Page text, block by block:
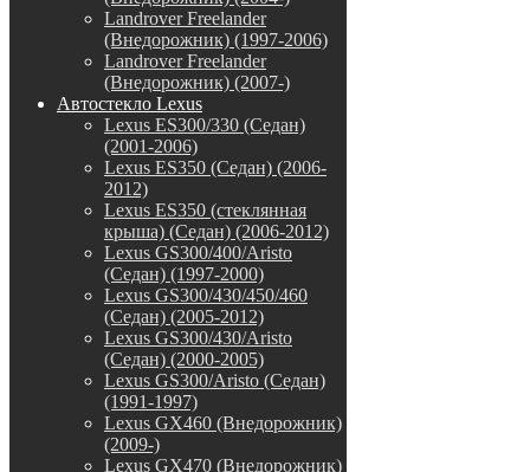
Landrover Freelander
(Внедорожник) (1997-2006)
Landrover Freelander
(Внедорожник) (2007-)
Автостекло Lexus
Lexus ES300/330 (Седан)
(2001-2006)
Lexus ES350 (Седан) (2006-
2012)
Lexus ES350 (стеклянная
крыша) (Седан) (2006-2012)
Lexus GS300/400/Aristo
(Седан) (1997-2000)
Lexus GS300/430/450/460
(Седан) (2005-2012)
Lexus GS300/430/Aristo
(Седан) (2000-2005)
Lexus GS300/Aristo (Седан)
(1991-1997)
Lexus GX460 (Внедорожник)
(2009-)
Lexus GX470 (Внедорожник)